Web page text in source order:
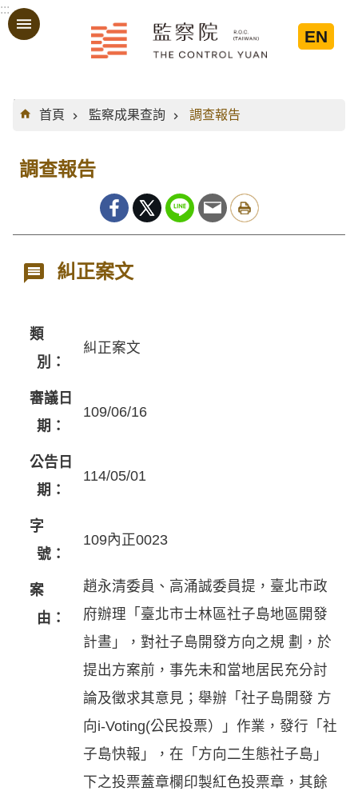
跳到主要內容區塊
:::
EN
:::
首頁
監察成果查詢 調查報告
調查報告
糾正案文
類
別：
糾正案文
審議日
期：
109/06/16
公告日
期：
114/05/01
字
號：
109內正0023
案
由：
趙永清委員、高涌誠委員提，臺北市政
府辦理「臺北市士林區社子島地區開發
計晝」，對社子島開發方向之規 劃，於
提出方案前，事先未和當地居民充分討
論及徵求其意見；舉辦「社子島開發 方
向i-Voting(公民投票）」作業，發行「社
子島快報」，在「方向二生態社子島」
下之投票蓋章欄印製紅色投票章，其餘